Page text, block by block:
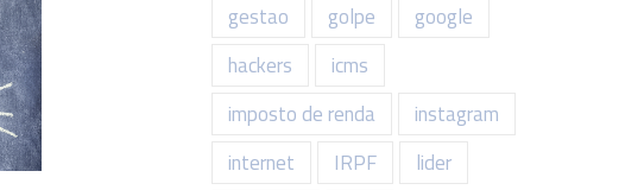
gestao
golpe
google
hackers
icms
imposto de renda
instagram
internet
IRPF
lider